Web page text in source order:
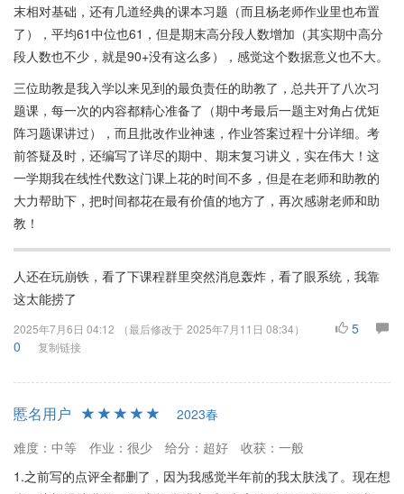
末相对基础，还有几道经典的课本习题（而且杨老师作业里也布置
了），平均61中位也61，但是期末高分段人数增加（其实期中高分
段人数也不少，就是90+没有这么多），感觉这个数据意义也不大。
三位助教是我入学以来见到的最负责任的助教了，总共开了八次习
题课，每一次的内容都精心准备了（期中考最后一题主对角占优矩
阵习题课讲过），而且批改作业神速，作业答案过程十分详细。考
前答疑及时，还编写了详尽的期中、期末复习讲义，实在伟大！这
一学期我在线性代数这门课上花的时间不多，但是在老师和助教的
大力帮助下，把时间都花在最有价值的地方了，再次感谢老师和助
教！
人还在玩崩铁，看了下课程群里突然消息轰炸，看了眼系统，我靠
这太能捞了
2025年7月6日 04:12 （最后修改于 2025年7月11日 08:34）
5
0
复制链接
慝名用户
2023春
难度：中等
作业：很少 给分：超好
收获：一般
1.之前写的点评全都删了，因为我感觉半年前的我太肤浅了。现在想